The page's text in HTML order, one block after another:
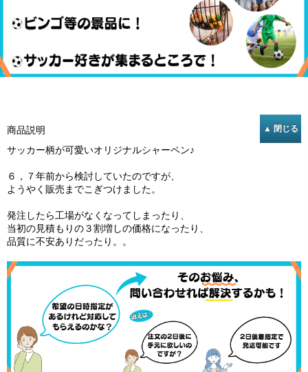
商品説明
サッカー柄が可愛いオリジナルシャーペン♪
６，７年前から検討していたのですが、
ようやく販売までこぎつけました。
発注したら工場がなくなってしまったり、
当初の見積もりの３割増しの価格になったり、
品質に不安ありだったり。。